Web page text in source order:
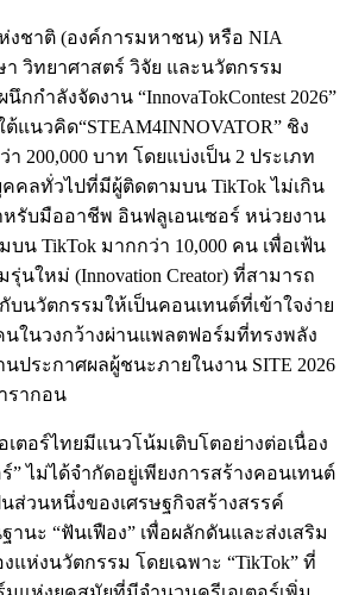
งชาติ (องค์การมหาชน) หรือ NIA
วิทยาศาสตร์ วิจัย และนวัตกรรม
ผนึกกำลังจัดงาน “InnovaTokContest 2026”
ต้แนวคิด“STEAM4INNOVATOR” ชิง
200,000 บาท โดยแบ่งเป็น 2 ประเภท
คลทั่วไปที่มีผู้ติดตามบน TikTok ไม่เกิน
หรับมืออาชีพ อินฟลูเอนเซอร์ หน่วยงาน
น TikTok มากกว่า 10,000 คน เพื่อเฟ้น
นใหม่ (Innovation Creator) ที่สามารถ
กับนวัตกรรมให้เป็นคอนเทนต์ที่เข้าใจง่าย
นในวงกว้างผ่านแพลตฟอร์มที่ทรงพลัง
นประกาศผลผู้ชนะภายในงาน SITE 2026
รากอน
เตอร์ไทยมีแนวโน้มเติบโตอย่างต่อเนื่อง
” ไม่ได้จำกัดอยู่เพียงการสร้างคอนเทนต์
ส่วนหนึ่งของเศรษฐกิจสร้างสรรค์
ฐานะ “ฟันเฟือง” เพื่อผลักดันและส่งเสริม
แห่งนวัตกรรม โดยเฉพาะ “TikTok” ที่